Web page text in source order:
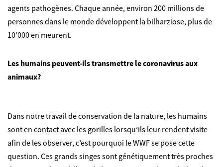
agents pathogènes. Chaque année, environ 200 millions de
personnes dans le monde développent la bilharziose, plus de
10'000 en meurent.
Les humains peuvent-ils transmettre le coronavirus aux
animaux?
Dans notre travail de conservation de la nature, les humains
sont en contact avec les gorilles lorsqu’ils leur rendent visite
afin de les observer, c’est pourquoi le WWF se pose cette
question. Ces grands singes sont génétiquement très proches